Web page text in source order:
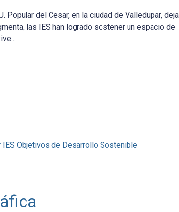
Popular del Cesar, en la ciudad de Valledupar, deja
las IES han logrado sostener un espacio de
IES Objetivos de Desarrollo Sostenible